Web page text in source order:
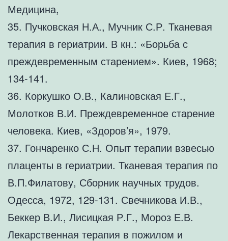
Медицина,
35. Пучковская Н.А., Мучник С.Р. Тканевая
терапия в гериатрии. В кн.: «Борьба с
преждевременным старением». Киев, 1968;
134-141.
36. Коркушко О.В., Калиновская Е.Г.,
Молотков В.И. Преждевременное старение
человека. Киев, «Здоров’я», 1979.
37. Гончаренко С.Н. Опыт терапии взвесью
плаценты в гериатрии. Тканевая терапия по
В.П.Филатову, Сборник научных трудов.
Одесса, 1972, 129-131. Свечникова И.В.,
Беккер В.И., Лисицкая Р.Г., Мороз Е.В.
Лекарственная терапия в пожилом и